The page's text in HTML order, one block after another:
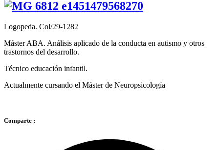
Logopeda. Col/29-1282
Máster ABA. Análisis aplicado de la conducta en autismo y otros
trastornos del desarrollo.
Técnico educación infantil.
Actualmente cursando el Máster de Neuropsicología
Comparte :